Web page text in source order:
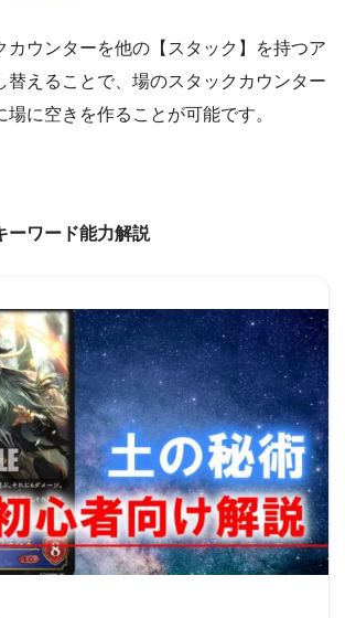
カウンターを他の【スタック】を持つア
替えることで、場のスタックカウンター
に空きを作ることが可能です。
ーワード能力解説